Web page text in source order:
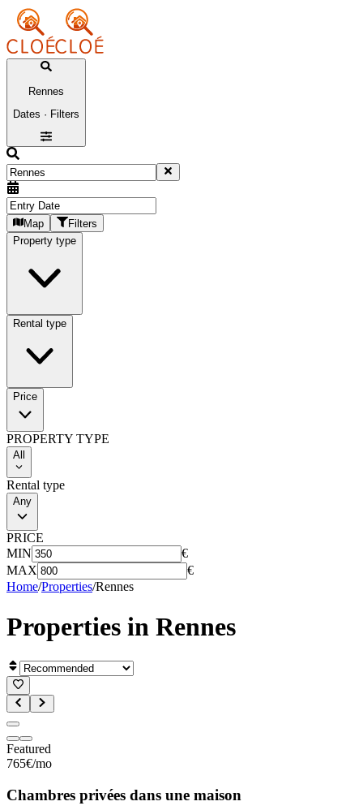
Rennes
Dates · Filters
Map
Filters
Property type
Rental type
Price
PROPERTY TYPE
All
Rental type
Any
PRICE
MIN
€
MAX
€
Home/Properties/Rennes
Properties in Rennes
Featured
765€/mo
Chambres privées dans une maison